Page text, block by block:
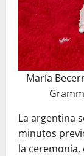
María
La argentina
minutos
la